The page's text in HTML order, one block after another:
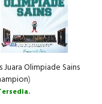
Juara Olimpiade Sains
)